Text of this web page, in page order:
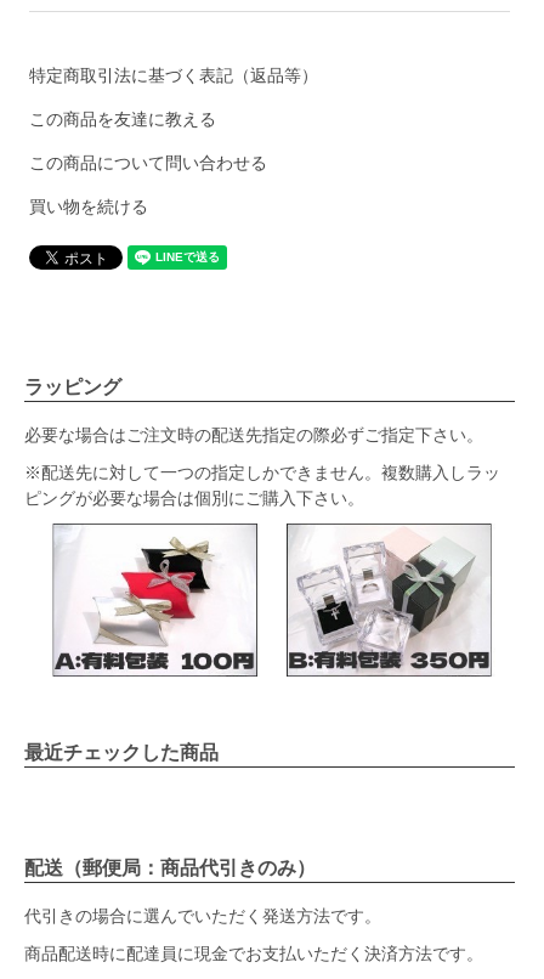
特定商取引法に基づく表記（返品等）
この商品を友達に教える
この商品について問い合わせる
買い物を続ける
ラッピング
必要な場合はご注文時の配送先指定の際必ずご指定下さい。
※配送先に対して一つの指定しかできません。複数購入しラッ
ピングが必要な場合は個別にご購入下さい。
最近チェックした商品
配送（郵便局：商品代引きのみ）
代引きの場合に選んでいただく発送方法です。
商品配送時に配達員に現金でお支払いただく決済方法です。